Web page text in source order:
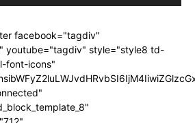
facebook="tagdiv"
youtube="tagdiv" style="style8 td-
font-icons"